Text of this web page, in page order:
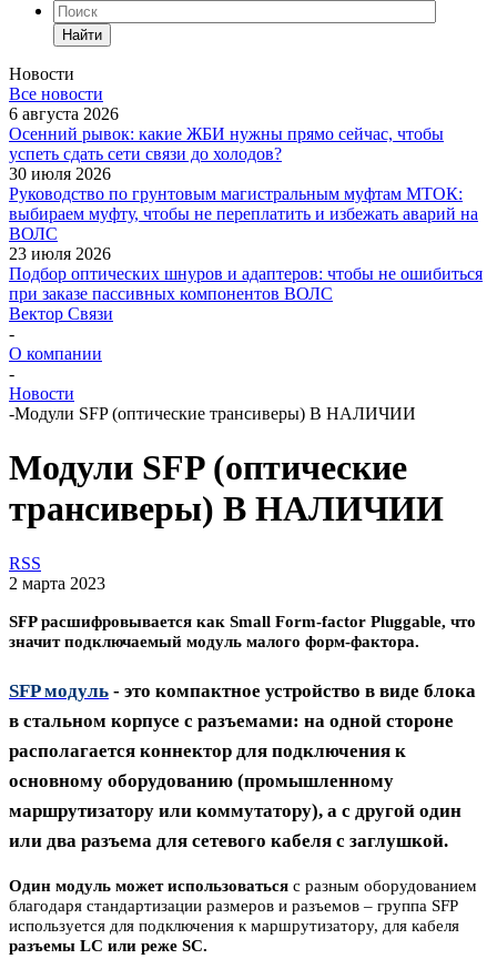
Найти
Новости
Все новости
6 августа 2026
Осенний рывок: какие ЖБИ нужны прямо сейчас, чтобы
успеть сдать сети связи до холодов?
30 июля 2026
Руководство по грунтовым магистральным муфтам МТОК:
выбираем муфту, чтобы не переплатить и избежать аварий на
ВОЛС
23 июля 2026
Подбор оптических шнуров и адаптеров: чтобы не ошибиться
при заказе пассивных компонентов ВОЛС
Вектор Связи
-
О компании
-
Новости
-Модули SFP (оптические трансиверы) В НАЛИЧИИ
Модули SFP (оптические
трансиверы) В НАЛИЧИИ
RSS
2 марта 2023
SFP расшифровывается как Small Form-factor Pluggable, что
значит подключаемый модуль малого форм-фактора.
SFP модуль - это компактное устройство в виде блока
в стальном корпусе с разъемами: на одной стороне
располагается коннектор для подключения к
основному оборудованию (промышленному
маршрутизатору или коммутатору), а с другой один
или два разъема для сетевого кабеля с заглушкой.
Один модуль может использоваться с разным оборудованием
благодаря стандартизации размеров и разъемов – группа SFP
используется для подключения к маршрутизатору, для кабеля
разъемы LC или реже SC.